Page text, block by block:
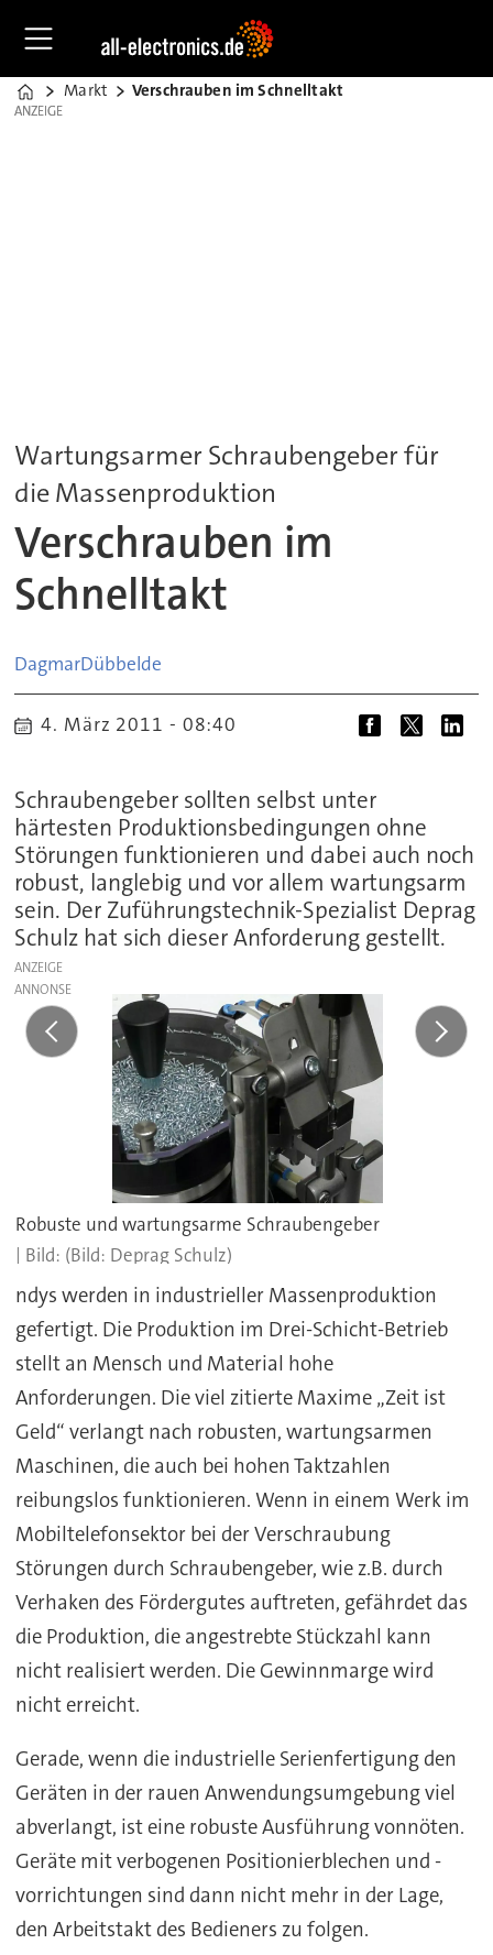
Home
Markt Verschrauben im Schnelltakt
ANZEIGE
ANZEIGE
Wartungsarmer Schraubengeber für
die Massenproduktion
Verschrauben im
Schnelltakt
DagmarDübbelde
4. März 2011 - 08:40
Schraubengeber sollten selbst unter
härtesten Produktionsbedingungen ohne
Störungen funktionieren und dabei auch noch
robust, langlebig und vor allem wartungsarm
sein. Der Zuführungstechnik-Spezialist Deprag
Schulz hat sich dieser Anforderung gestellt.
ANZEIGE
Robuste und wartungsarme Schraubengeber
(Bild: Deprag Schulz)
ndys werden in industrieller Massenproduktion
gefertigt. Die Produktion im Drei-Schicht-Betrieb
stellt an Mensch und Material hohe
Anforderungen. Die viel zitierte Maxime „Zeit ist
Geld“ verlangt nach robusten, wartungsarmen
Maschinen, die auch bei hohen Taktzahlen
reibungslos funktionieren. Wenn in einem Werk im
Mobiltelefonsektor bei der Verschraubung
Störungen durch Schraubengeber, wie z.B. durch
Verhaken des Fördergutes auftreten, gefährdet das
die Produktion, die angestrebte Stückzahl kann
nicht realisiert werden. Die Gewinnmarge wird
nicht erreicht.
Gerade, wenn die industrielle Serienfertigung den
Geräten in der rauen Anwendungsumgebung viel
abverlangt, ist eine robuste Ausführung vonnöten.
Geräte mit verbogenen Positionierblechen und -
vorrichtungen sind dann nicht mehr in der Lage,
den Arbeitstakt des Bedieners zu folgen.